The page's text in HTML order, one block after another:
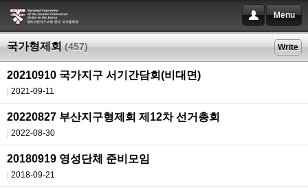
Menu
국가형제회 (457) Write
20210910 국가지구 서기간담회(비대면)
2021-09-11
20220827 부산지구형제회 제12차 선거총회
2022-08-30
20180919 영성단체 준비모임
2018-09-21